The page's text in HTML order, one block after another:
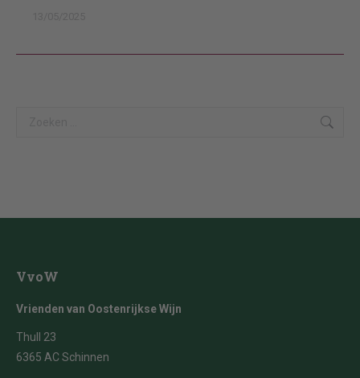
VvoW
Vrienden van Oostenrijkse Wijn
Thull 23
6365 AC Schinnen